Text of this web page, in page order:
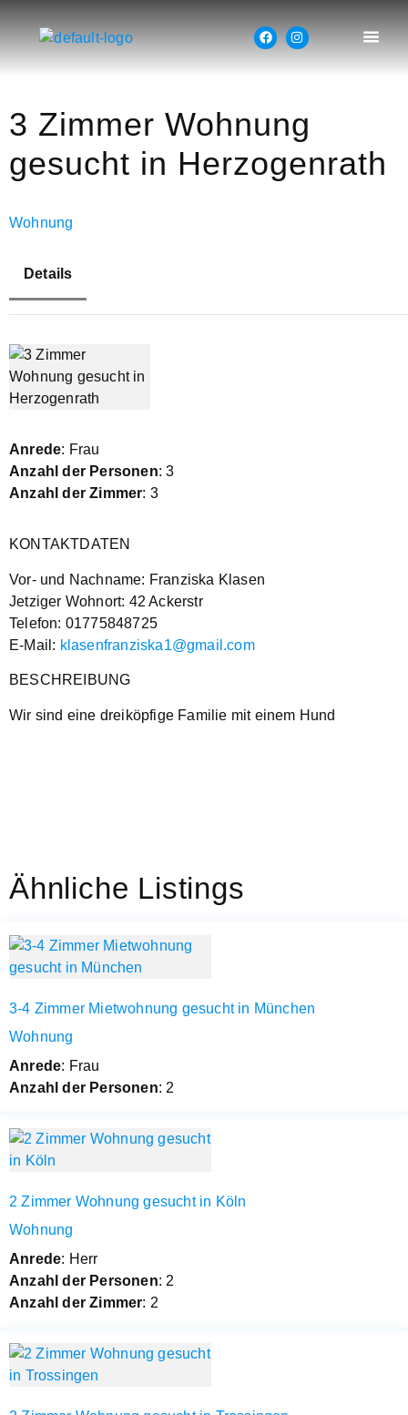
3 Zimmer Wohnung
gesucht in Herzogenrath
Wohnung
Details
Anrede: Frau
Anzahl der Personen: 3
Anzahl der Zimmer: 3
KONTAKTDATEN
Vor- und Nachname: Franziska Klasen
Jetziger Wohnort: 42 Ackerstr
Telefon: 01775848725
E-Mail: klasenfranziska1@gmail.com
BESCHREIBUNG
Wir sind eine dreiköpfige Familie mit einem Hund
Ähnliche Listings
3-4 Zimmer Mietwohnung gesucht in München
Wohnung
Anrede: Frau
Anzahl der Personen: 2
2 Zimmer Wohnung gesucht in Köln
Wohnung
Anrede: Herr
Anzahl der Personen: 2
Anzahl der Zimmer: 2